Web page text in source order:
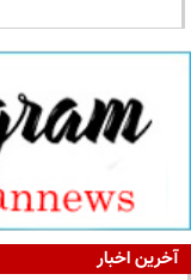
آخرین اخبار